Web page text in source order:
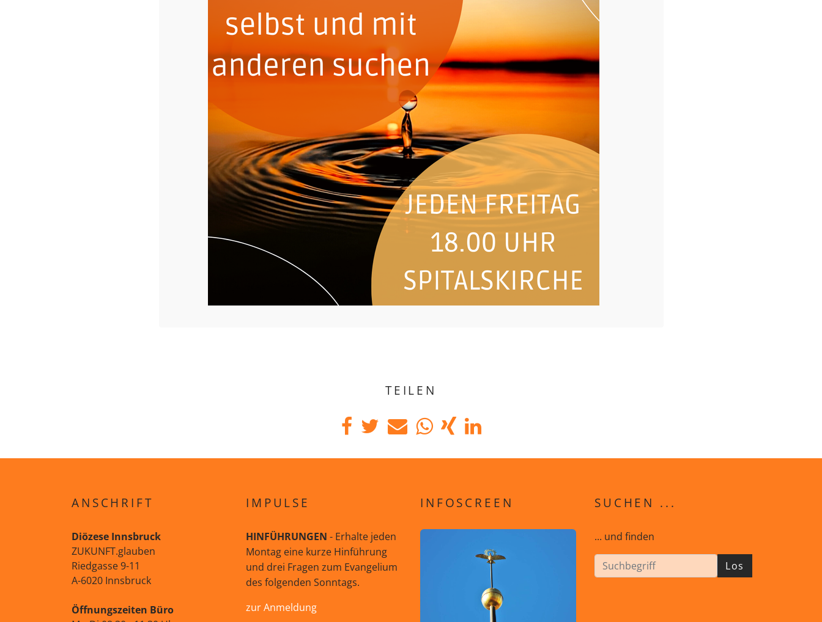
TEILEN
ANSCHRIFT
Diözese Innsbruck
ZUKUNFT.glauben
Riedgasse 9-11
A-6020 Innsbruck
Öffnungszeiten Büro
IMPULSE
HINFÜHRUNGEN - Erhalte jeden
Montag eine kurze Hinführung
und drei Fragen zum Evangelium
des folgenden Sonntags.
zur Anmeldung
INFOSCREEN SUCHEN ...
... und finden
Los